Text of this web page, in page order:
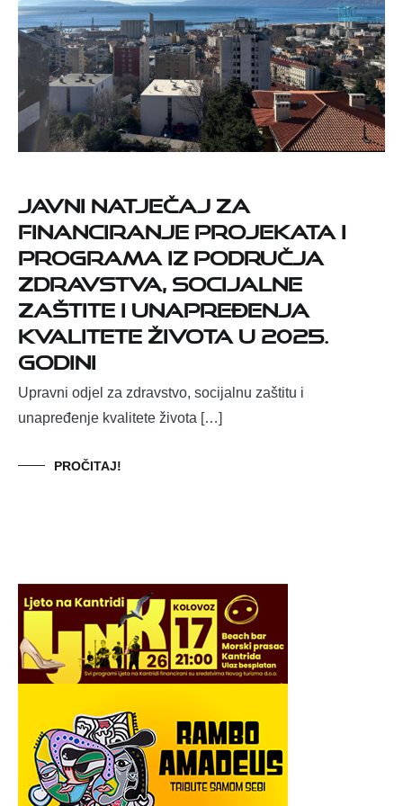
Javni natječaj za
financiranje projekata i
programa iz područja
zdravstva, socijalne
zaštite i unapređenja
kvalitete života u 2025.
godini
Upravni odjel za zdravstvo, socijalnu zaštitu i
unapređenje kvalitete života […]
PROČITAJ!